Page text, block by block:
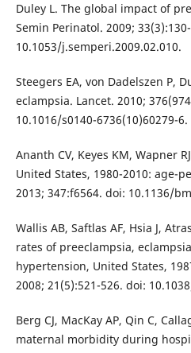
Duley L. The global impact of
Semin Perinatol. 2009;
10.1053/j.semperi.2009.02.010.
Steegers EA, von Dadelszen P,
eclampsia. Lancet. 2010;
10.1016/s0140-6736(10)60279-6.
Ananth CV, Keyes KM, Wapner
United States, 1980-2010: age-
2013; 347:f6564. doi: 10.1136/
Wallis AB, Saftlas AF, Hsia J,
rates of preeclampsia,
hypertension, United States,
2008; 21(5):521-526. doi:
Berg CJ, MacKay AP, Qin C,
maternal morbidity during